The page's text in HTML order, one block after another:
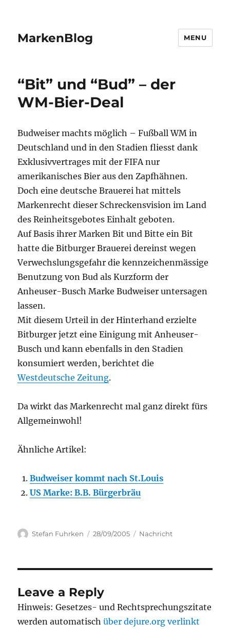
MarkenBlog MENU
“Bit” und “Bud” – der
WM-Bier-Deal
Budweiser machts möglich – Fußball WM in
Deutschland und in den Stadien fliesst dank
Exklusivvertrages mit der FIFA nur
amerikanisches Bier aus den Zapfhähnen.
Doch eine deutsche Brauerei hat mittels
Markenrecht dieser Schreckensvision im Land
des Reinheitsgebotes Einhalt geboten.
Auf Basis ihrer Marken Bit und Bitte ein Bit
hatte die Bitburger Brauerei dereinst wegen
Verwechslungsgefahr die kennzeichenmässige
Benutzung von Bud als Kurzform der
Anheuser-Busch Marke Budweiser untersagen
lassen.
Mit diesem Urteil in der Hinterhand erzielte
Bitburger jetzt eine Einigung mit Anheuser-
Busch und kann ebenfalls in den Stadien
konsumiert werden, berichtet die
Westdeutsche Zeitung.
Da wirkt das Markenrecht mal ganz direkt fürs
Allgemeinwohl!
Ähnliche Artikel:
Budweiser kommt nach St.Louis
US Marke: B.B. Bürgerbräu
Author
Stefan Fuhrken
Posted
28/09/2005 Categories
Nachricht
Leave a Reply
Hinweis: Gesetzes- und Rechtsprechungszitate
werden automatischüber dejure.org verlinkt